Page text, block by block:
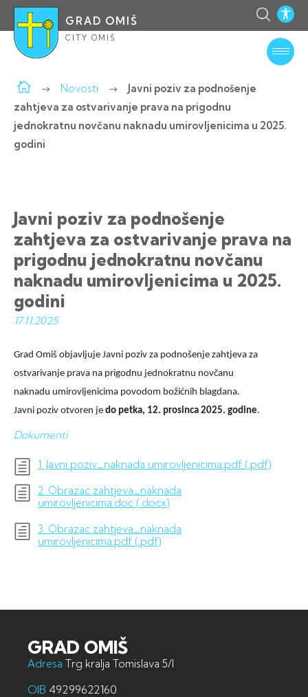
GRAD OMIŠ
CITY OMIŠ
Novosti
Javni poziv za podnošenje
zahtjeva za ostvarivanje prava na prigodnu
jednokratnu novčanu naknadu umirovljenicima u 2025.
godini
Javni poziv za podnošenje
zahtjeva za ostvarivanje prava na
prigodnu jednokratnu novčanu
naknadu umirovljenicima u 2025.
godini
17.11.2025
Grad Omiš objavljuje Javni poziv za podnošenje zahtjeva za
ostvarivanje prava na prigodnu jednokratnu novčanu
naknadu umirovljenicima povodom božićnih blagdana.
Javni poziv otvoren je do petka, 12. prosinca 2025. godine.
Dokumenti
1. Javni poziv_naknada umirovljenicima.pdf (.pdf)
2. Obrazac zahtjeva_naknada
umirovljenicima.doc (.docx)
3. Obrazac zahtjeva_naknada
umirovljenicima.pdf (.pdf)
GRAD OMIŠ
Adresa Trg kralja Tomislava 5/I
OIB 49299622160